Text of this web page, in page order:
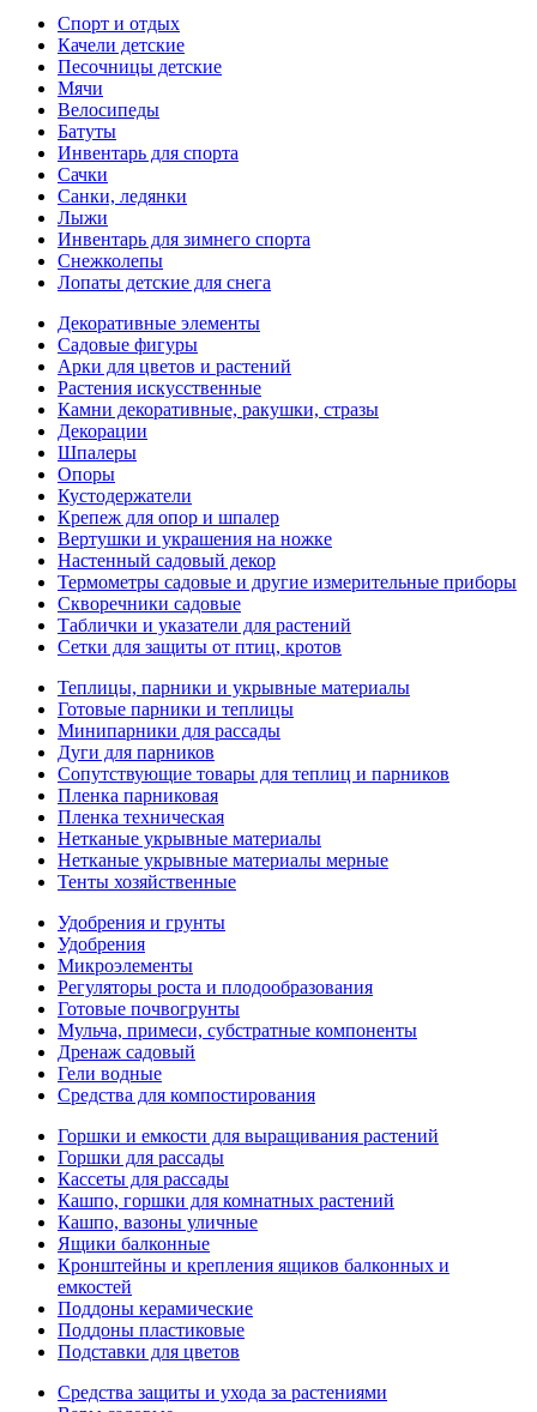
Спорт и отдых
Качели детские
Песочницы детские
Мячи
Велосипеды
Батуты
Инвентарь для спорта
Сачки
Санки, ледянки
Лыжи
Инвентарь для зимнего спорта
Снежколепы
Лопаты детские для снега
Декоративные элементы
Садовые фигуры
Арки для цветов и растений
Растения искусственные
Камни декоративные, ракушки, стразы
Декорации
Шпалеры
Опоры
Кустодержатели
Крепеж для опор и шпалер
Вертушки и украшения на ножке
Настенный садовый декор
Термометры садовые и другие измерительные приборы
Скворечники садовые
Таблички и указатели для растений
Сетки для защиты от птиц, кротов
Теплицы, парники и укрывные материалы
Готовые парники и теплицы
Минипарники для рассады
Дуги для парников
Сопутствующие товары для теплиц и парников
Пленка парниковая
Пленка техническая
Нетканые укрывные материалы
Нетканые укрывные материалы мерные
Тенты хозяйственные
Удобрения и грунты
Удобрения
Микроэлементы
Регуляторы роста и плодообразования
Готовые почвогрунты
Мульча, примеси, субстратные компоненты
Дренаж садовый
Гели водные
Средства для компостирования
Горшки и емкости для выращивания растений
Горшки для рассады
Кассеты для рассады
Кашпо, горшки для комнатных растений
Кашпо, вазоны уличные
Ящики балконные
Кронштейны и крепления ящиков балконных и
емкостей
Поддоны керамические
Поддоны пластиковые
Подставки для цветов
Средства защиты и ухода за растениями